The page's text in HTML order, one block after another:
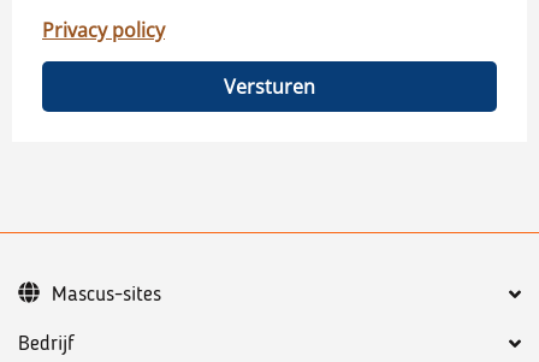
Privacy policy
Versturen
Bedrijf
Mascus-sites